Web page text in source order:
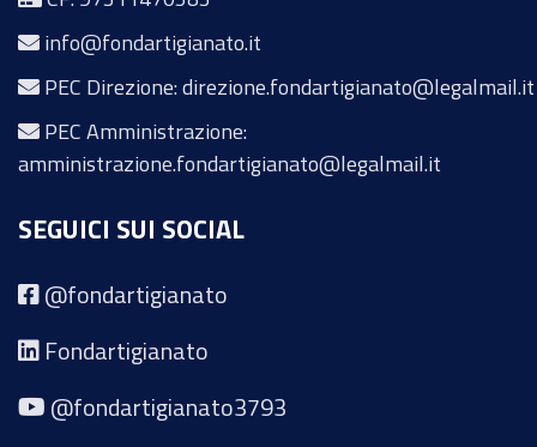
info@fondartigianato.it
PEC Direzione: direzione.fondartigianato@legalmail.it
PEC Amministrazione:
amministrazione.fondartigianato@legalmail.it
SEGUICI SUI SOCIAL
@fondartigianato
Fondartigianato
@fondartigianato3793